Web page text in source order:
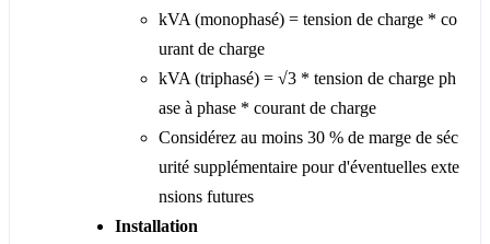
kVA (monophasé) = tension de charge * co
urant de charge
kVA (triphasé) = √3 * tension de charge ph
ase à phase * courant de charge
Considérez au moins 30 % de marge de séc
urité supplémentaire pour d'éventuelles exte
nsions futures
Installation